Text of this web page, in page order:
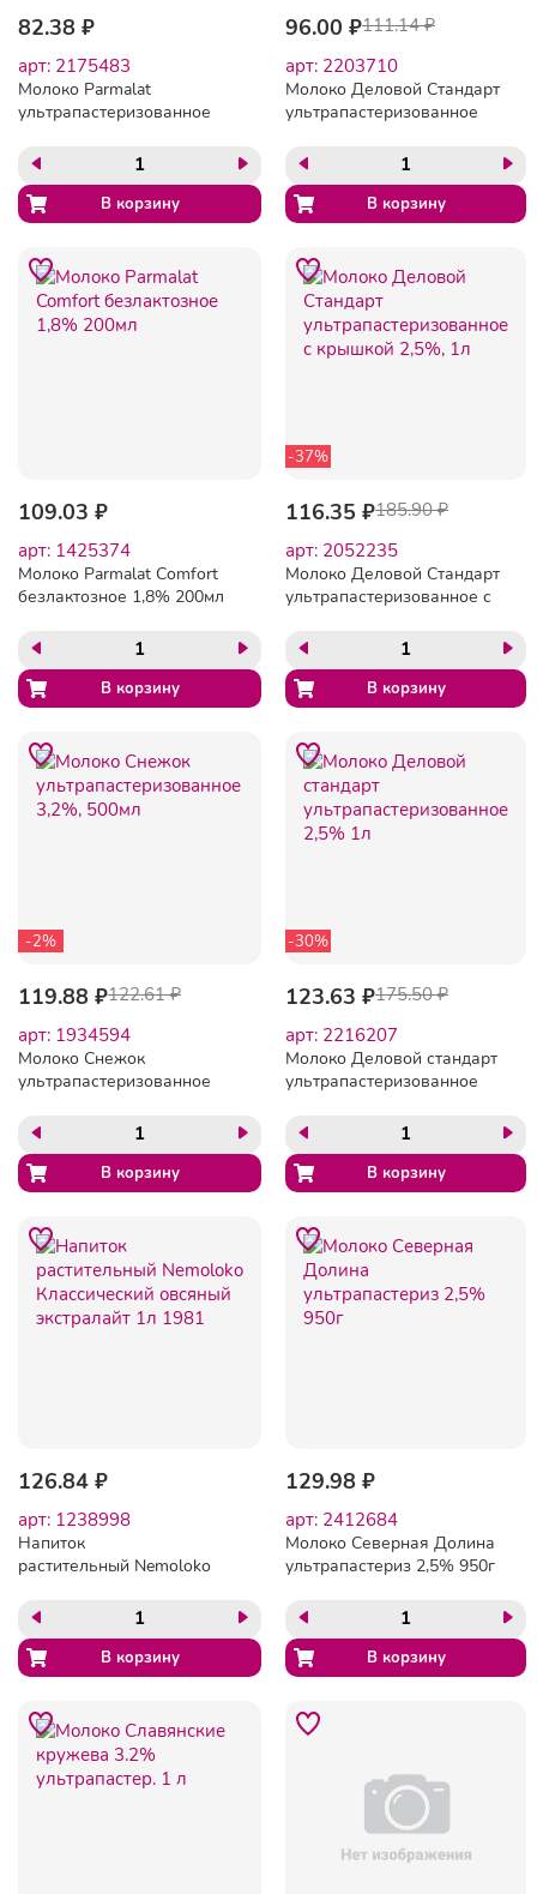
82.38 ₽
арт: 2175483
Молоко Parmalat
ультрапастеризованное
96.00 ₽111.14 ₽
арт: 2203710
Молоко Деловой Стандарт
ультрапастеризованное
109.03 ₽
арт: 1425374
Молоко Parmalat Comfort
безлактозное 1,8% 200мл
-37%
116.35 ₽185.90 ₽
арт: 2052235
Молоко Деловой Стандарт
ультрапастеризованное с
-2%
119.88 ₽122.61 ₽
арт: 1934594
Молоко Снежок
ультрапастеризованное
-30%
123.63 ₽175.50 ₽
арт: 2216207
Молоко Деловой стандарт
ультрапастеризованное
126.84 ₽
арт: 1238998
Напиток
растительный Nemoloko
экстралайт 1л 1981
129.98 ₽
арт: 2412684
Молоко Северная Долина
ультрапастериз 2,5% 950г